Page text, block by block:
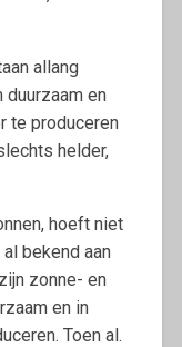
allang
en
te produceren
helder,
hoeft niet
bekend aan
zonne- en
en in
Toen al.